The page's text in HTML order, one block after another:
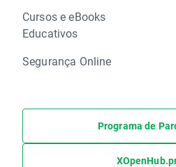
Cursos e eBooks
Educativos
Segurança Online
Programa de